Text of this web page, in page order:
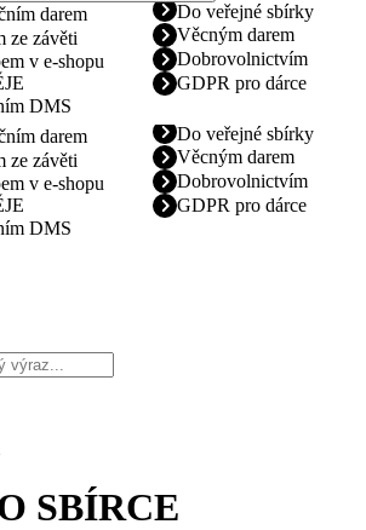
darem
ze závěti
v e-shopu
DMS
Do veřejné sbírky
Věcným darem
Dobrovolnictvím
GDPR pro dárce
darem
ze závěti
v e-shopu
DMS
Do veřejné sbírky
Věcným darem
Dobrovolnictvím
GDPR pro dárce
SBÍRCE